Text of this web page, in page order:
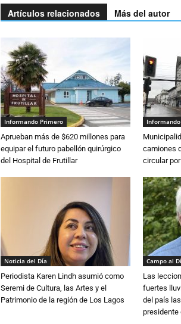
Artículos relacionados Más del autor
Informando Primero
Aprueban más de $620 millones para
equipar el futuro pabellón quirúrgico
del Hospital de Frutillar
camiones
circular
Noticia del Día
Periodista Karen Lindh asumió como
Seremi de Cultura, las Artes y el
Patrimonio de la región de Los Lagos
Campo al
Las
fuertes
del país
presidente